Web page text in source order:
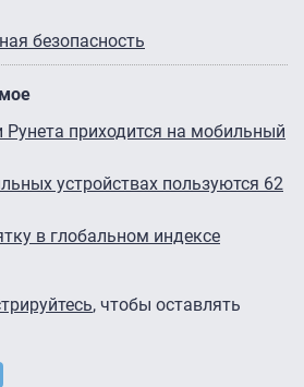
безопасность
Рунета приходится на мобильный
устройствах пользуются 62
в глобальном индексе
, чтобы оставлять